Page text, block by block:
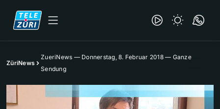
ZüriNews
ZueriNews — Donnerstag, 8. Februar 2018 — Ganze
Sendung